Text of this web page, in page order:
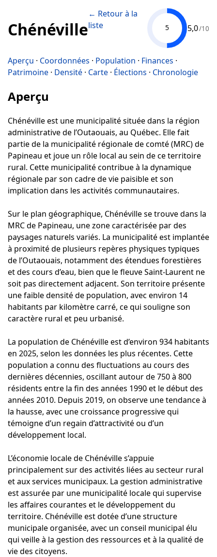
Chénéville
← Retour à la
liste
5 5,0/10
Aperçu · Coordonnées · Population · Finances ·
Patrimoine · Densité · Carte · Élections · Chronologie
Aperçu
Chénéville est une municipalité située dans la région
administrative de l’Outaouais, au Québec. Elle fait
partie de la municipalité régionale de comté (MRC) de
Papineau et joue un rôle local au sein de ce territoire
rural. Cette municipalité contribue à la dynamique
régionale par son cadre de vie paisible et son
implication dans les activités communautaires.
Sur le plan géographique, Chénéville se trouve dans la
MRC de Papineau, une zone caractérisée par des
paysages naturels variés. La municipalité est implantée
à proximité de plusieurs repères physiques typiques
de l’Outaouais, notamment des étendues forestières
et des cours d’eau, bien que le fleuve Saint-Laurent ne
soit pas directement adjacent. Son territoire présente
une faible densité de population, avec environ 14
habitants par kilomètre carré, ce qui souligne son
caractère rural et peu urbanisé.
La population de Chénéville est d’environ 934 habitants
en 2025, selon les données les plus récentes. Cette
population a connu des fluctuations au cours des
dernières décennies, oscillant autour de 750 à 800
résidents entre la fin des années 1990 et le début des
années 2010. Depuis 2019, on observe une tendance à
la hausse, avec une croissance progressive qui
témoigne d’un regain d’attractivité ou d’un
développement local.
L’économie locale de Chénéville s’appuie
principalement sur des activités liées au secteur rural
et aux services municipaux. La gestion administrative
est assurée par une municipalité locale qui supervise
les affaires courantes et le développement du
territoire. Chénéville est dotée d’une structure
municipale organisée, avec un conseil municipal élu
qui veille à la gestion des ressources et à la qualité de
vie des citoyens.